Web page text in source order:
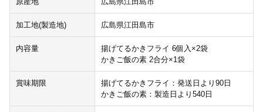
加工地(製造地) 広島県江田島市
内容量
揚げてるかきフライ 6個入×2袋
かきご飯の素 2合分×1袋
賞味期限
揚げてるかきフライ：発送日より90日
かきご飯の素：製造日より540日